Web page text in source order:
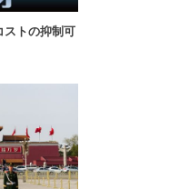
ストの抑制可